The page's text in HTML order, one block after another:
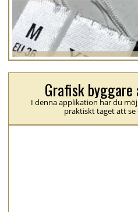
Grafisk
I denna applikation har du
praktiskt taget att se